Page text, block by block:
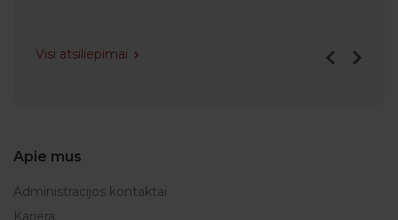
Visi atsiliepimai
Apie mus
Administracijos kontaktai
Karjera